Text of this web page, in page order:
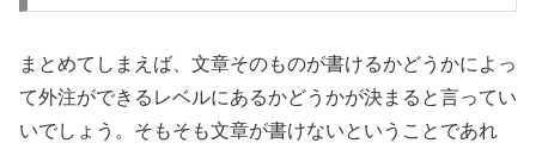
まとめてしまえば、文章そのものが書けるかどうかによっ
て外注ができるレベルにあるかどうかが決まると言ってい
いでしょう。そもそも文章が書けないということであれ